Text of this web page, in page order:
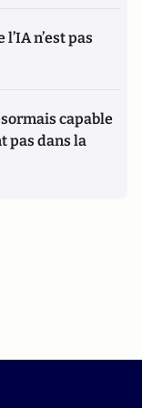
n’est pas
capable
pas dans la